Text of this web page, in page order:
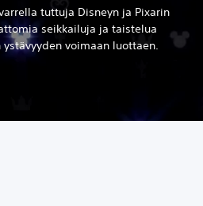
tuttuja Disneyn ja Pixarin
seikkailuja ja taistelua
voimaan luottaen.